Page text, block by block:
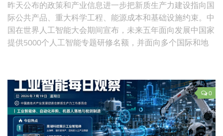
昨天公布的政策和产业信息进一步把新质生产力建设指向国
际公共产品、重大科学工程、能源成本和基础设施约束。中
国在世界人工智能大会期间宣布，未来五年面向发展中国家
提供5000个人工智能专题研修名额，并面向多个国际和地
0